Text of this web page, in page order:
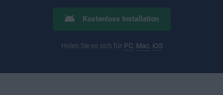
Kostenlose Installation
Holen Sie es sich für PC Mac, iOS